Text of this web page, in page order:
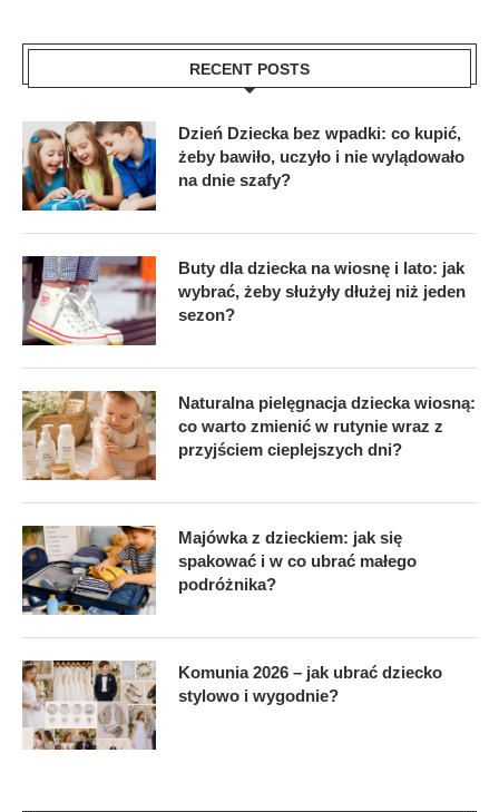
RECENT POSTS
Dzień Dziecka bez wpadki: co kupić,
żeby bawiło, uczyło i nie wylądowało
na dnie szafy?
Buty dla dziecka na wiosnę i lato: jak
wybrać, żeby służyły dłużej niż jeden
sezon?
Naturalna pielęgnacja dziecka wiosną:
co warto zmienić w rutynie wraz z
przyjściem cieplejszych dni?
Majówka z dzieckiem: jak się
spakować i w co ubrać małego
podróżnika?
Komunia 2026 – jak ubrać dziecko
stylowo i wygodnie?